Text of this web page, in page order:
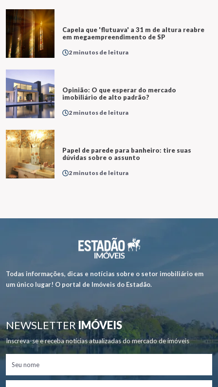
Capela que 'flutuava' a 31 m de altura reabre
em megaempreendimento de SP
2 minutos de leitura
Opinião: O que esperar do mercado
imobiliário de alto padrão?
2 minutos de leitura
Papel de parede para banheiro: tire suas
dúvidas sobre o assunto
2 minutos de leitura
Todas informações, dicas e notícias sobre o setor imobiliário em
um único lugar! O portal de Imóveis do Estadão.
NEWSLETTERIMÓVEIS
Inscreva-se e receba notícias atualizadas do mercado de imóveis